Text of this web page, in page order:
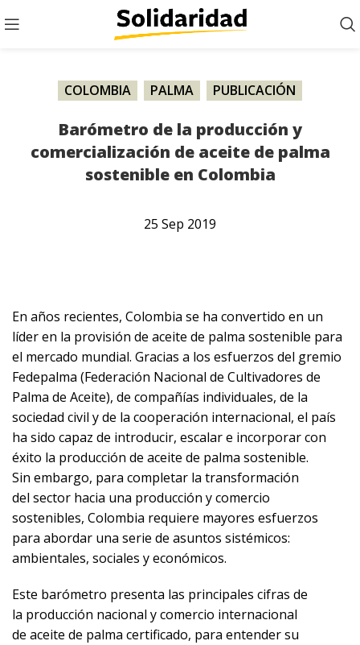
COLOMBIA PALMA PUBLICACIÓN
Barómetro de la producción y
comercialización de aceite de palma
sostenible en Colombia
25 Sep 2019
En años recientes, Colombia se ha convertido en un
líder en la provisión de aceite de palma sostenible para
el mercado mundial. Gracias a los esfuerzos del gremio
Fedepalma (Federación Nacional de Cultivadores de
Palma de Aceite), de compañías individuales, de la
sociedad civil y de la cooperación internacional, el país
ha sido capaz de introducir, escalar e incorporar con
éxito la producción de aceite de palma sostenible.
Sin embargo, para completar la transformación
del sector hacia una producción y comercio
sostenibles, Colombia requiere mayores esfuerzos
para abordar una serie de asuntos sistémicos:
ambientales, sociales y económicos.
Este barómetro presenta las principales cifras de
la producción nacional y comercio internacional
de aceite de palma certificado, para entender su